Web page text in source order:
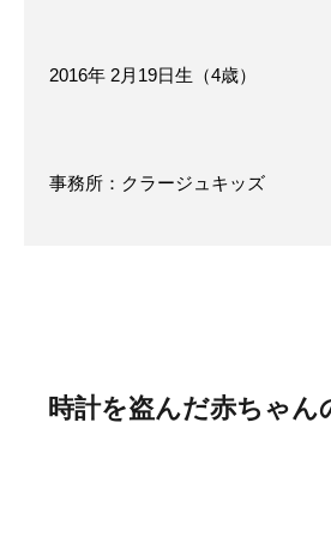
2016年 2月19日生（4歳）
事務所：クラージュキッズ
時計を盗んだ赤ちゃん